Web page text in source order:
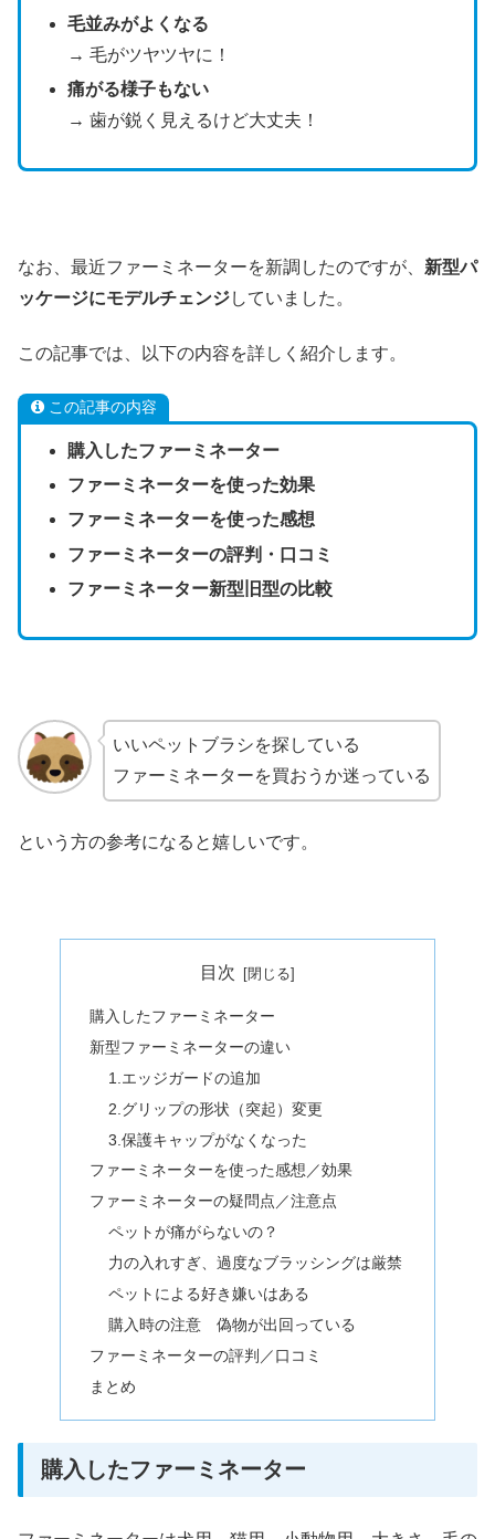
毛並みがよくなる
→ 毛がツヤツヤに！
痛がる様子もない
→ 歯が鋭く見えるけど大丈夫！
なお、最近ファーミネーターを新調したのですが、 新型パ
ッケージにモデルチェンジしていました。
この記事では、以下の内容を詳しく紹介します。
この記事の内容
購入したファーミネーター
ファーミネーターを使った効果
ファーミネーターを使った感想
ファーミネーターの評判・口コミ
ファーミネーター新型旧型の比較
いいペットブラシを探している
ファーミネーターを買おうか迷っている
という方の参考になると嬉しいです。
目次
購入したファーミネーター
新型ファーミネーターの違い
1.エッジガードの追加
2.グリップの形状（突起）変更
3.保護キャップがなくなった
ファーミネーターを使った感想／効果
ファーミネーターの疑問点／注意点
ペットが痛がらないの？
力の入れすぎ、過度なブラッシングは厳禁
ペットによる好き嫌いはある
購入時の注意 偽物が出回っている
ファーミネーターの評判／口コミ
まとめ
購入したファーミネーター